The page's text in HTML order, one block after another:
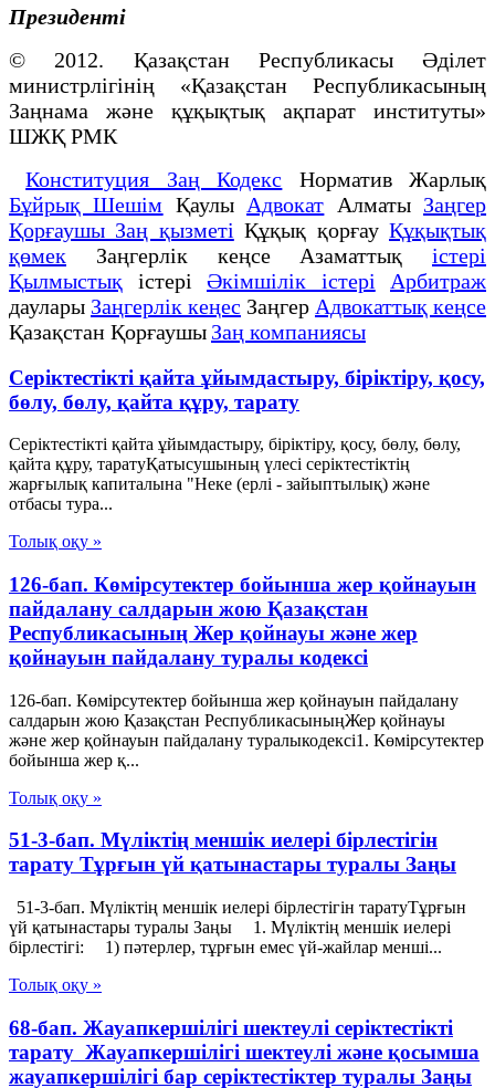
Президенті
© 2012. Қазақстан Республикасы Әділет
министрлігінің «Қазақстан Республикасының
Заңнама және құқықтық ақпарат институты»
ШЖҚ РМК
Конституция Заң Кодекс Норматив Жарлық
Бұйрық Шешім Қаулы Адвокат Алматы Заңгер
Қорғаушы Заң қызметі Құқық қорғауҚұқықтық
қөмек Заңгерлік кеңсе Азаматтық істері
Қылмыстық істері Әкімшілік істері
Арбитраж
даулары Заңгерлік кеңес Заңгер Адвокаттық кеңсе
Қазақстан Қорғаушы Заң компаниясы
Серіктестікті қайта ұйымдастыру, біріктіру, қосу,
бөлу, бөлу, қайта құру, тарату
Серіктестікті қайта ұйымдастыру, біріктіру, қосу, бөлу, бөлу,
қайта құру, таратуҚатысушының үлесі серіктестіктің
жарғылық капиталына "Неке (ерлі - зайыптылық) және
отбасы тура...
Толық оқу »
126-бап. Көмірсутектер бойынша жер қойнауын
пайдалану салдарын жою Қазақстан
Республикасының Жер қойнауы және жер
қойнауын пайдалану туралы кодексі
126-бап. Көмірсутектер бойынша жер қойнауын пайдалану
салдарын жою Қазақстан РеспубликасыныңЖер қойнауы
және жер қойнауын пайдалану туралыкодексі1. Көмірсутектер
бойынша жер қ...
Толық оқу »
51-3-бап. Мүліктің меншік иелері бірлестігін
тарату Тұрғын үй қатынастары туралы Заңы
51-3-бап. Мүліктің меншік иелері бірлестігін таратуТұрғын
үй қатынастары туралы Заңы 1. Мүліктің меншік иелері
бірлестігі: 1) пәтерлер, тұрғын емес үй-жайлар менші...
Толық оқу »
68-бап. Жауапкершілігі шектеулі серіктестікті
тарату Жауапкершілігі шектеулі және қосымша
жауапкершілігі бар серіктестіктер туралы Заңы